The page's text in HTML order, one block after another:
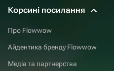
Корсині посилання
Про Flowwow
Айдентика бренду Flowwow
Медіа та партнерства